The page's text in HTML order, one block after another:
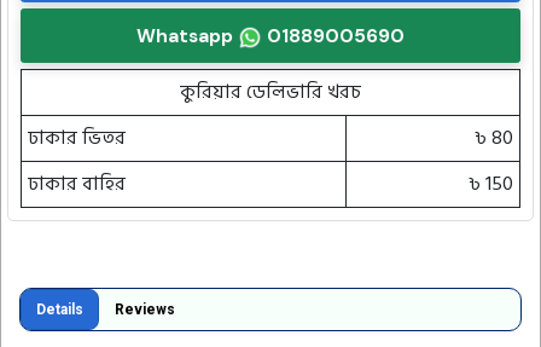
Whatsapp 01889005690
কুরিয়ার ডেলিভারি খরচ
ঢাকার ভিতর
৳ 80
ঢাকার বাহির
৳ 150
Details Reviews